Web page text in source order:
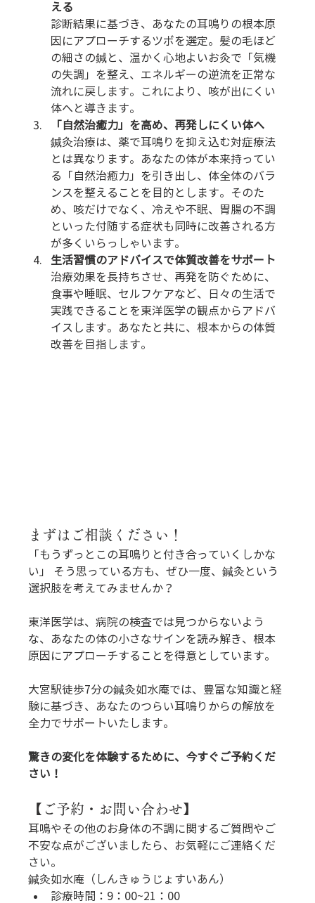
える
診断結果に基づき、あなたの耳鳴りの根本原
因にアプローチするツボを選定。髪の毛ほど
の細さの鍼と、温かく心地よいお灸で「気機
の失調」を整え、エネルギーの逆流を正常な
流れに戻します。これにより、咳が出にくい
体へと導きます。
「自然治癒力」を高め、再発しにくい体へ
鍼灸治療は、薬で耳鳴りを抑え込む対症療法
とは異なります。あなたの体が本来持ってい
る「自然治癒力」を引き出し、体全体のバラ
ンスを整えることを目的とします。そのた
め、咳だけでなく、冷えや不眠、胃腸の不調
といった付随する症状も同時に改善される方
が多くいらっしゃいます。
生活習慣のアドバイスで体質改善をサポート
治療効果を長持ちさせ、再発を防ぐために、
食事や睡眠、セルフケアなど、日々の生活で
実践できることを東洋医学の観点からアドバ
イスします。あなたと共に、根本からの体質
改善を目指します。
まずはご相談ください！
「もうずっとこの耳鳴りと付き合っていくしかな
い」 そう思っている方も、ぜひ一度、鍼灸という
選択肢を考えてみませんか？
東洋医学は、病院の検査では見つからないよう
な、あなたの体の小さなサインを読み解き、根本
原因にアプローチすることを得意としています。
大宮駅徒歩7分の鍼灸如水庵では、豊富な知識と経
験に基づき、あなたのつらい耳鳴りからの解放を
全力でサポートいたします。
驚きの変化を体験するために、今すぐご予約くだ
さい！
【ご予約・お問い合わせ】
耳鳴やその他のお身体の不調に関するご質問やご
不安な点がございましたら、お気軽にご連絡くだ
さい。
鍼灸如水庵（しんきゅうじょすいあん）
診療時間：9：00~21：00